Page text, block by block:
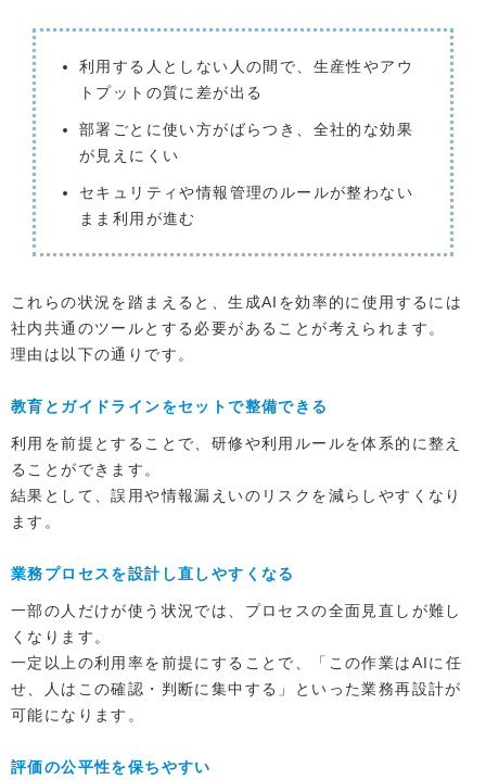
利用する人としない人の間で、生産性やアウ
トプットの質に差が出る
部署ごとに使い方がばらつき、全社的な効果
が見えにくい
セキュリティや情報管理のルールが整わない
まま利用が進む
これらの状況を踏まえると、生成AIを効率的に使用するには
社内共通のツールとする必要があることが考えられます。
理由は以下の通りです。
教育とガイドラインをセットで整備できる
利用を前提とすることで、研修や利用ルールを体系的に整え
ることができます。
結果として、誤用や情報漏えいのリスクを減らしやすくなり
ます。
業務プロセスを設計し直しやすくなる
一部の人だけが使う状況では、プロセスの全面見直しが難し
くなります。
一定以上の利用率を前提にすることで、「この作業はAIに任
せ、人はこの確認・判断に集中する」といった業務再設計が
可能になります。
評価の公平性を保ちやすい